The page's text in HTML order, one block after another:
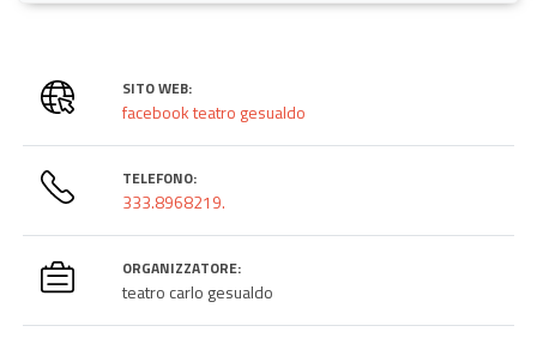
SITO WEB:
facebook teatro gesualdo
TELEFONO:
333.8968219.
ORGANIZZATORE:
teatro carlo gesualdo